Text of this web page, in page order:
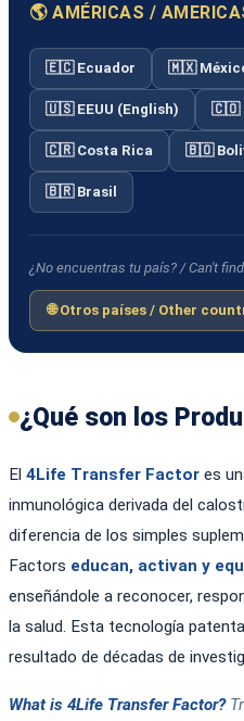
🌎 AMÉRICAS /
🇪🇨 Ecuador 🇲🇽
🇺🇸 EEUU (English) 🇨🇴
🇨🇷 Costa Rica 🇧🇴
🇧🇷 Brasil
¿No encuentras tu país? / Can't
🌐 Otros países / Other
¿Qué son los
El 4Life Transfer Factor es
inmunológica derivada del
diferencia de los simples
Factors educan, activan y
enseñándole a reconocer,
la salud. Esta tecnología
resultado de décadas de
What is 4Life Transfer Factor?